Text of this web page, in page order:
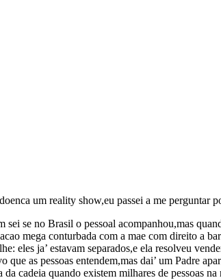
um reality show,eu passei a me perguntar
se no Brasil o pessoal acompanhou,mas
mega conturbada com a mae com direito a
eles ja’ estavam separados,e ela resolveu
as pessoas entendem,mas dai’ um Padre
cadeia quando existem milhares de pessoas